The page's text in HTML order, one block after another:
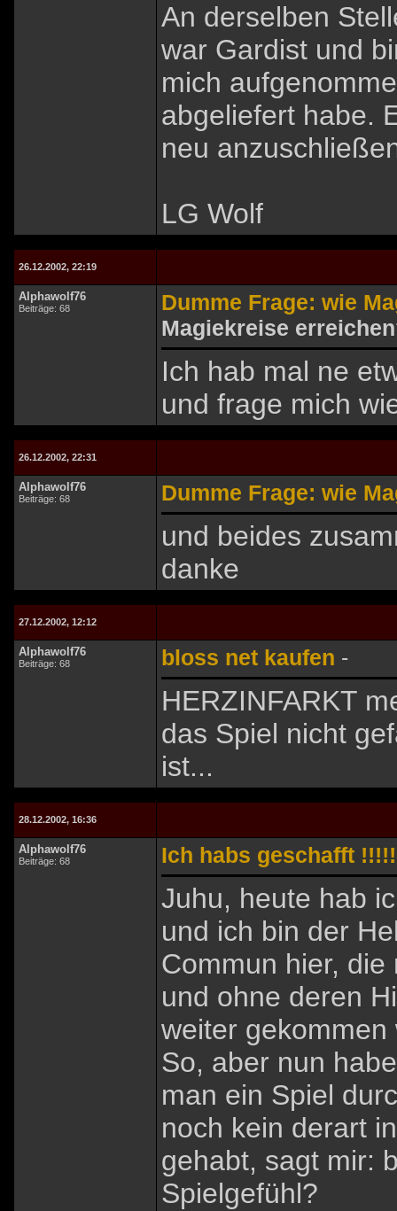
An derselben
war Gardist und
mich
abgeliefert habe.
neu
LG Wolf
26.12.2002, 22:19
Alphawolf76
Beiträge: 68
Dumme Frage: wie
Magiekreise
Ich hab mal ne
und frage mich
26.12.2002, 22:31
Alphawolf76
Beiträge: 68 Dumme Frage: wie
und beides
danke
27.12.2002, 12:12
Alphawolf76
Beiträge: 68 bloss net kaufen -
HERZINFARKT
das Spiel nicht
ist...
28.12.2002, 16:36
Alphawolf76
Beiträge: 68 Ich habs geschafft !!!!!
Juhu, heute hab
und ich bin der
Commun hier,
und ohne deren
weiter
So, aber nun
man ein Spiel
noch kein derart
gehabt, sagt mir:
Spielgefühl?